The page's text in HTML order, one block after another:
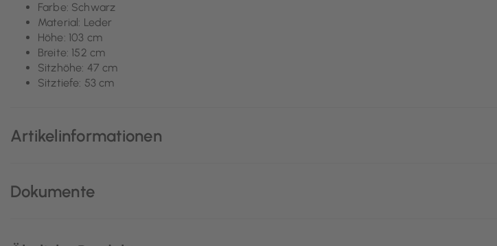
Farbe: Schwarz
Material: Leder
Höhe: 103 cm
Breite: 152 cm
Sitzhöhe: 47 cm
Sitztiefe: 53 cm
Artikelinformationen
Dokumente